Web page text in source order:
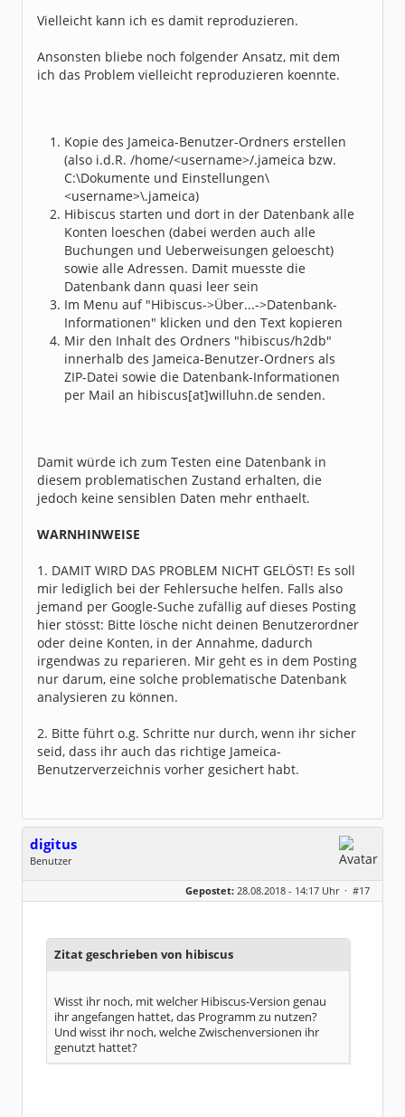
Vielleicht kann ich es damit reproduzieren.
Ansonsten bliebe noch folgender Ansatz, mit dem
ich das Problem vielleicht reproduzieren koennte.
Kopie des Jameica-Benutzer-Ordners erstellen
(also i.d.R. /home/<username>/.jameica bzw.
C:\Dokumente und Einstellungen\
<username>\.jameica)
Hibiscus starten und dort in der Datenbank alle
Konten loeschen (dabei werden auch alle
Buchungen und Ueberweisungen geloescht)
sowie alle Adressen. Damit muesste die
Datenbank dann quasi leer sein
Im Menu auf "Hibiscus->Über...->Datenbank-
Informationen" klicken und den Text kopieren
Mir den Inhalt des Ordners "hibiscus/h2db"
innerhalb des Jameica-Benutzer-Ordners als
ZIP-Datei sowie die Datenbank-Informationen
per Mail an hibiscus[at]willuhn.de senden.
Damit würde ich zum Testen eine Datenbank in
diesem problematischen Zustand erhalten, die
jedoch keine sensiblen Daten mehr enthaelt.
WARNHINWEISE
1. DAMIT WIRD DAS PROBLEM NICHT GELÖST! Es soll
mir lediglich bei der Fehlersuche helfen. Falls also
jemand per Google-Suche zufällig auf dieses Posting
hier stösst: Bitte lösche nicht deinen Benutzerordner
oder deine Konten, in der Annahme, dadurch
irgendwas zu reparieren. Mir geht es in dem Posting
nur darum, eine solche problematische Datenbank
analysieren zu können.
2. Bitte führt o.g. Schritte nur durch, wenn ihr sicher
seid, dass ihr auch das richtige Jameica-
Benutzerverzeichnis vorher gesichert habt.
digitus
Benutzer
Geschlecht:
keine Angabe
Dabei seit:
01 / 2011
Gepostet: 28.08.2018 - 14:17 Uhr · #17
Zitat geschrieben von hibiscus
Wisst ihr noch, mit welcher Hibiscus-Version genau
ihr angefangen hattet, das Programm zu nutzen?
Und wisst ihr noch, welche Zwischenversionen ihr
genutzt hattet?